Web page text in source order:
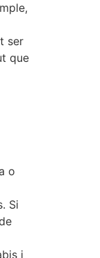
ser
que
o
Si
i